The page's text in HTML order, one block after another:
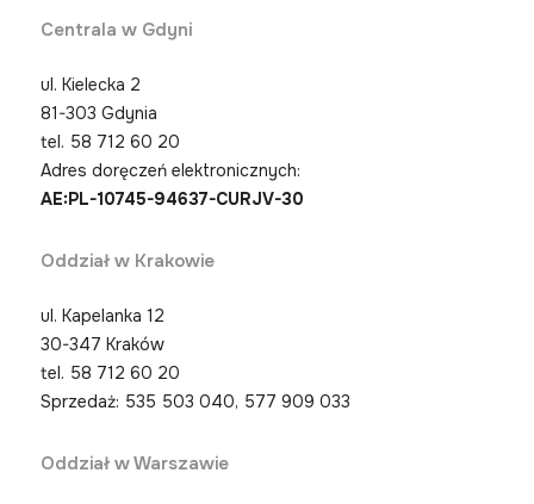
Centrala w Gdyni
ul. Kielecka 2
81-303 Gdynia
tel. 58 712 60 20
Adres doręczeń elektronicznych:
AE:PL-10745-94637-CURJV-30
Oddział w Krakowie
ul. Kapelanka 12
30-347 Kraków
tel. 58 712 60 20
Sprzedaż: 535 503 040, 577 909 033
Oddział w Warszawie